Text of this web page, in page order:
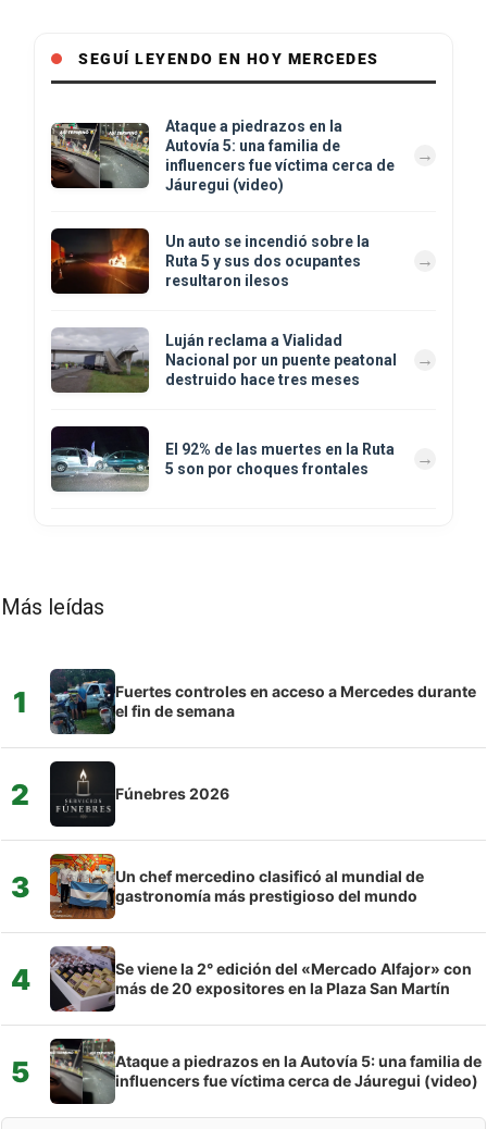
SEGUÍ LEYENDO EN HOY MERCEDES
Ataque a piedrazos en la
Autovía 5: una familia de
influencers fue víctima cerca de
Jáuregui (video)
Un auto se incendió sobre la
Ruta 5 y sus dos ocupantes
resultaron ilesos
Luján reclama a Vialidad
Nacional por un puente peatonal
destruido hace tres meses
El 92% de las muertes en la Ruta
5 son por choques frontales
Más leídas
1
Fuertes controles en acceso a Mercedes durante
el fin de semana
2 Fúnebres 2026
3
Un chef mercedino clasificó al mundial de
gastronomía más prestigioso del mundo
4
Se viene la 2° edición del «Mercado Alfajor» con
más de 20 expositores en la Plaza San Martín
5
Ataque a piedrazos en la Autovía 5: una familia de
influencers fue víctima cerca de Jáuregui (video)